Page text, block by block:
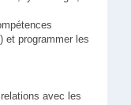
et programmer les
avec les